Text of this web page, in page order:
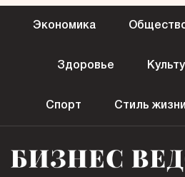
Экономика
Здоровье
Спорт Стиль жизни